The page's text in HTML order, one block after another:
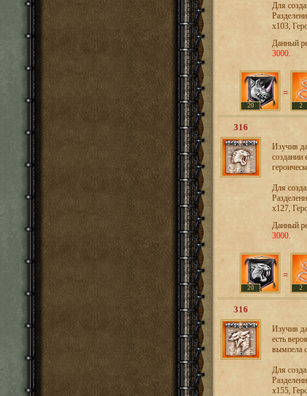
Для
х103,
Данный
3000.
20
=
2
316
Изучив
создании
Для
х127,
Данный
3000.
20
=
2
316
Изучив
есть
вымпела
Для
х155,